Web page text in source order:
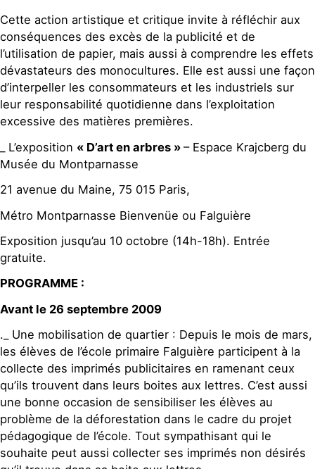
Cette action artistique et critique invite à réfléchir aux
conséquences des excès de la publicité et de
l’utilisation de papier, mais aussi à comprendre les effets
dévastateurs des monocultures. Elle est aussi une façon
d’interpeller les consommateurs et les industriels sur
leur responsabilité quotidienne dans l’exploitation
excessive des matières premières.
_ L’exposition « D’art en arbres » – Espace Krajcberg du
Musée du Montparnasse
21 avenue du Maine, 75 015 Paris,
Métro Montparnasse Bienvenüe ou Falguière
Exposition jusqu’au 10 octobre (14h-18h). Entrée
gratuite.
PROGRAMME :
Avant le 26 septembre 2009
._ Une mobilisation de quartier : Depuis le mois de mars,
les élèves de l’école primaire Falguière participent à la
collecte des imprimés publicitaires en ramenant ceux
qu’ils trouvent dans leurs boites aux lettres. C’est aussi
une bonne occasion de sensibiliser les élèves au
problème de la déforestation dans le cadre du projet
pédagogique de l’école. Tout sympathisant qui le
souhaite peut aussi collecter ses imprimés non désirés